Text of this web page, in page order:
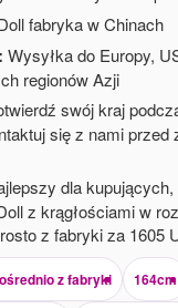
fabryka w Chinach
Wysyłka do Europy,
regionów Azji
swój kraj
się z nami przed
dla
z krągłościami w
z fabryki za 1605
z fabryki 164cm